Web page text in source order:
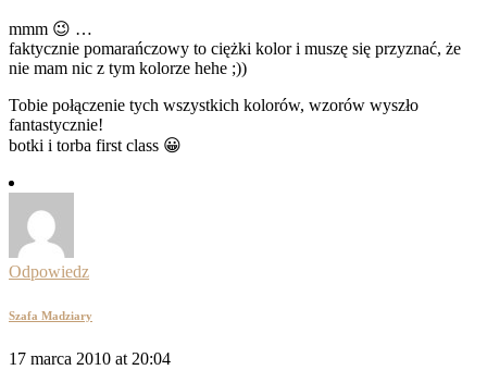
mmm 😉 …
faktycznie pomarańczowy to ciężki kolor i muszę się przyznać, że
nie mam nic z tym kolorze hehe ;))
Tobie połączenie tych wszystkich kolorów, wzorów wyszło
fantastycznie!
botki i torba first class 😀
Odpowiedz
Szafa Madziary
17 marca 2010 at 20:04